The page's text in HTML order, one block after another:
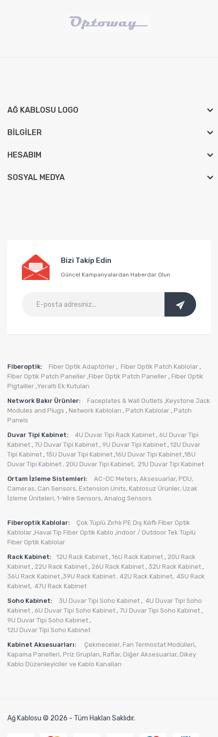
AĞ KABLOSU LOGO
BILGILER
HESABIM
SOSYAL MEDYA
Bizi Takip Edin
Güncel Kampanyalardan Haberdar Olun
Fiberoptik: Fiber Optik Adaptörler , Fiber Optik Patch Kablolar ,
Fiber Optik Patch Paneller ,Fiber Optik Patch Paneller , Fiber Optik
Pigtailler ,Yeraltı Ek Kutuları
Network Bakır Ürünler:
Faceplates & Wall Outlets ,Keystone Jack
Modules and Plugs , Network Kabloları , Patch Kablolar , Patch
Panels
Duvar Tipi Kabinet:
4U Duvar Tipi Rack Kabinet , 6U Duvar Tipi
Kabinet , 7U Duvar Tipi Kabinet , 9U Duvar Tipi Kabinet , 12U Duvar
Tipi Kabinet , 15U Duvar Tipi Kabinet ,16U Duvar Tipi Kabinet ,18U
Duvar Tipi Kabinet . 20U Duvar Tipi Kabinet, 21U Duvar Tipi Kabinet
Ortam İzleme Sistemleri:
AC-DC Meters, Aksesuarlar, PDU,
Cameras, Can Sensors, Extension Units, Kablosuz Ürünler, Uzak
İzleme Üniteleri, 1-Wire Sensors, Analog Sensors
Fiberoptik Kablolar:
Çok Tüplü Zırhlı PE Dış Kılıflı Fiber Optik
Kablolar ,Havai Tip Fiber Optik Kablo ,indoor / Outdoor Tek Tüplü
Fiber Optik Kablolar
Rack Kabinet:
12U Rack Kabinet , 16U Rack Kabinet , 20U Rack
Kabinet , 22U Rack Kabinet , 26U Rack Kabinet , 32U Rack Kabinet ,
36U Rack Kabinet ,39U Rack Kabinet . 42U Rack Kabinet, 45U Rack
Kabinet, 47U Rack Kabinet
Soho Kabinet:
3U Duvar Tipi Soho Kabinet , 4U Duvar Tipi Soho
Kabinet , 6U Duvar Tipi Soho Kabinet , 7U Duvar Tipi Soho Kabinet ,
9U Duvar Tipi Soho Kabinet ,
12U Duvar Tipi Soho Kabinet
Kabinet Aksesuarları:
Çekmeceler, Fan Termostat Modülleri,
Kapama Panelleri, Priz Grupları, Raflar, Diğer Aksesuarlar, Dikey
Kablo Düzenleyiciler ve Kablo Kanalları
Ağ Kablosu © 2026 - Tüm Hakları Saklıdır.